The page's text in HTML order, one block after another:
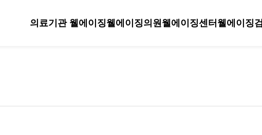
의료기관 웰에이징웰에이징의원웰에이징센터 웰에이징